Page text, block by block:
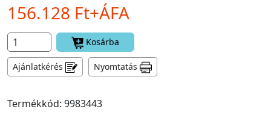
156.128 Ft+ÁFA
Kosárba
Ajánlatkérés Nyomtatás
Termékkód: 9983443